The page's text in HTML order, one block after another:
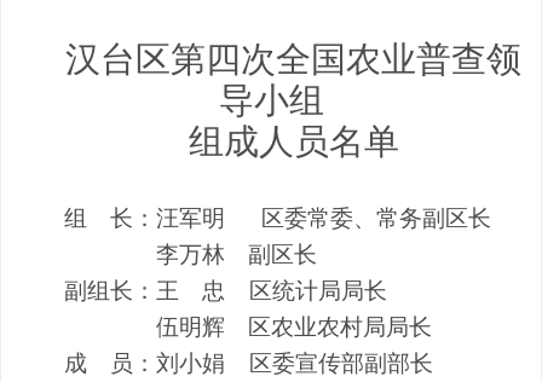
汉台区第四次全国农业普查领
导小组
组成人员名单
组长：汪军明
区委常委、常务副区长
李万林副区长
副组长：王 忠
区统计局局长
伍明辉
区农业农村局局长
成
员：刘小娟
区委宣传部副部长